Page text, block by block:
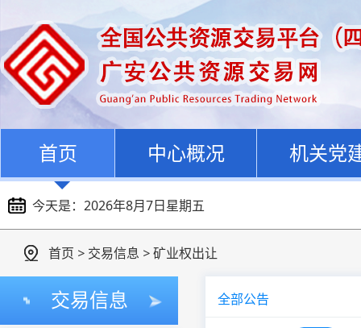
首页 中心概况 机关党
今天是： 2026年8月7日星期五
首页 > 交易信息 >矿业权出让
交易信息 全部公告